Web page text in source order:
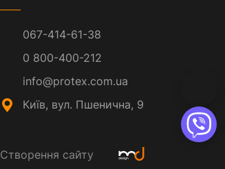
067-414-61-38
0 800-400-212
info@protex.com.ua
Київ, вул. Пшенична, 9
Створення сайту